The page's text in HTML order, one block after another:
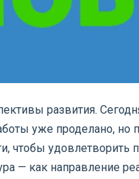
развития.
уже проделано, но
чтобы удовлетворить
— как направление